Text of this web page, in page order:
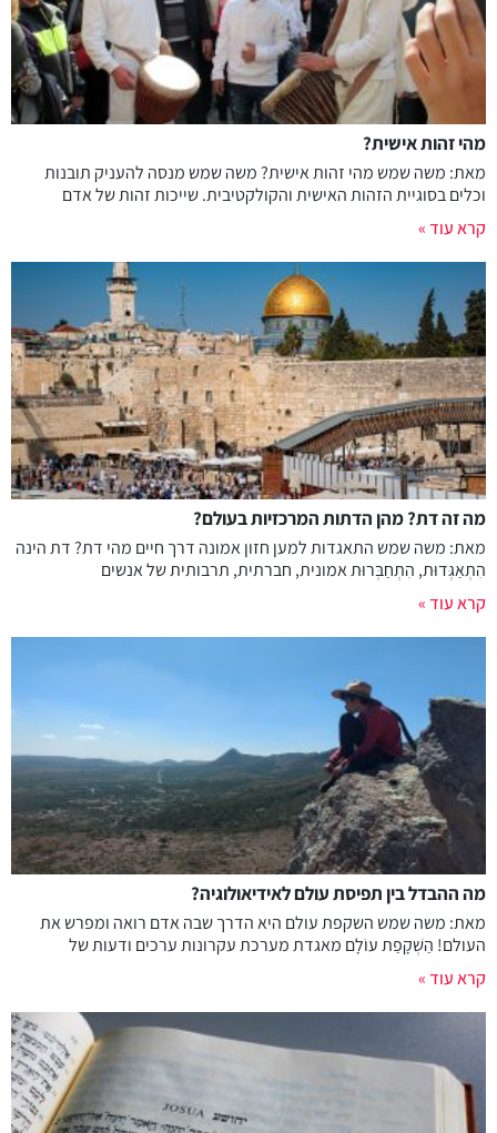
מהי זהות אישית?
מאת: משה שמש מהי זהות אישית? משה שמש מנסה להעניק תובנות
וכלים בסוגיית הזהות האישית והקולקטיבית. שייכות זהות של אדם
קרא עוד »
מה זה דת? מהן הדתות המרכזיות בעולם?
מאת: משה שמש התאגדות למען חזון אמונה דרך חיים מהי דת? דת הינה
הִתְאַגְּדוּת, הִתְחַבְּרוּת אמונית, חברתית, תרבותית של אנשים
קרא עוד »
מה ההבדל בין תפיסת עולם לאידיאולוגיה?
מאת: משה שמש השקפת עולם היא הדרך שבה אדם רואה ומפרש את
העולם! הַשְׁקָפַת עוֹלָם מאגדת מערכת עקרונות ערכים ודעות של
קרא עוד »